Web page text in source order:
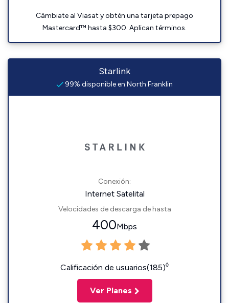
Cámbiate al Viasat y obtén una tarjeta prepago
Mastercard™ hasta $300. Aplican términos.
Starlink
99% disponible en North Franklin
Conexión:
Internet Satelital
Velocidades de descarga de hasta
400Mbps
Calificación de usuarios(185)◊
Ver Planes